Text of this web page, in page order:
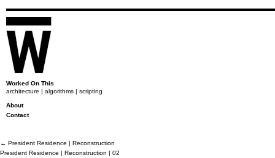
Worked On This
architecture | algorithms | scripting
About
Contact
← President Residence | Reconstruction
President Residence | Reconstruction | 02